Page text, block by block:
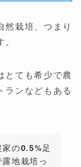
然栽培、つまり
とても希少で農
ランなどもある
の0.5%足
地栽培っ